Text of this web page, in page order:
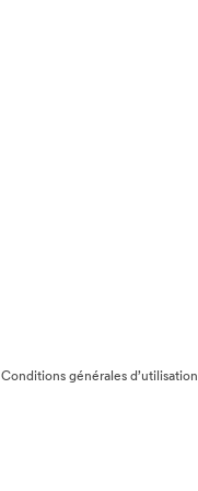
Conditions générales d’utilisation